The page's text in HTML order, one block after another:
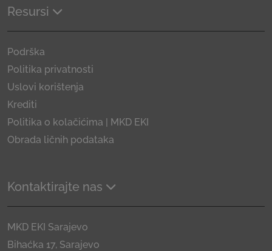
Resursi
Podrška
Politika privatnosti
Uslovi korištenja
Krediti
Politika o kolačićima | MKD EKI
Obrada ličnih podataka
Kontaktirajte nas
MKD EKI Sarajevo
Bihaćka 17, Sarajevo